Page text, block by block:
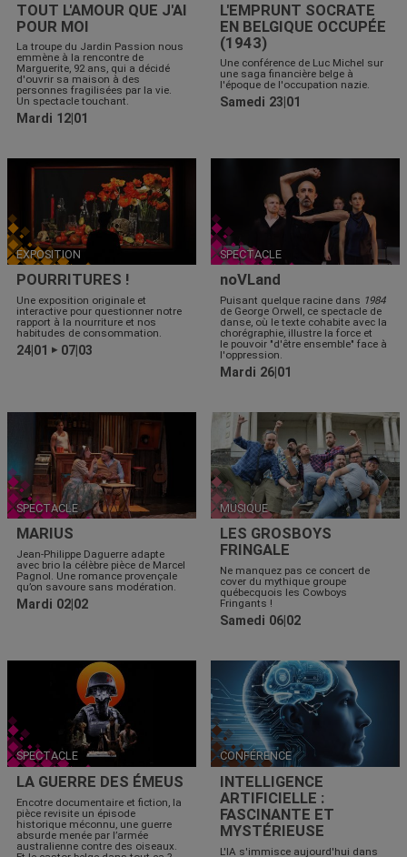
TOUT L'AMOUR QUE J'AI
POUR MOI
La troupe du Jardin Passion nous
emmène à la rencontre de
Marguerite, 92 ans, qui a décidé
d'ouvrir sa maison à des
personnes fragilisées par la vie.
Un spectacle touchant.
Mardi 12|01
L'EMPRUNT SOCRATE
EN BELGIQUE OCCUPÉE
(1943)
Une conférence de Luc Michel sur
une saga financière belge à
l'époque de l'occupation nazie.
Samedi 23|01
EXPOSITION
POURRITURES !
Une exposition originale et
interactive pour questionner notre
rapport à la nourriture et nos
habitudes de consommation.
24|01 ▶ 07|03
SPECTACLE
noVLand
Puisant quelque racine dans 1984
de George Orwell, ce spectacle de
danse, où le texte cohabite avec la
chorégraphie, illustre la force et
le pouvoir "d'être ensemble" face à
l'oppression.
Mardi 26|01
SPECTACLE
MARIUS
Jean-Philippe Daguerre adapte
avec brio la célèbre pièce de Marcel
Pagnol. Une romance provençale
qu’on savoure sans modération.
Mardi 02|02
MUSIQUE
LES GROSBOYS
FRINGALE
Ne manquez pas ce concert de
cover du mythique groupe
québecquois les Cowboys
Fringants !
Samedi 06|02
SPECTACLE
LA GUERRE DES ÉMEUS
Encotre documentaire et fiction, la
pièce revisite un épisode
historique méconnu, une guerre
absurde menée par l’armée
australienne contre des oiseaux.
CONFÉRENCE
INTELLIGENCE
ARTIFICIELLE :
FASCINANTE ET
MYSTÉRIEUSE
L'IA s'immisce aujourd'hui dans